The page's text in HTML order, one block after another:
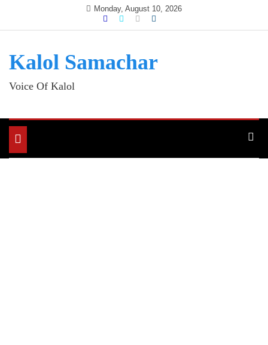
Monday, August 10, 2026
Kalol Samachar
Voice Of Kalol
Toggle
navigation